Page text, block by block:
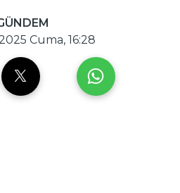
Cuma, 16:28